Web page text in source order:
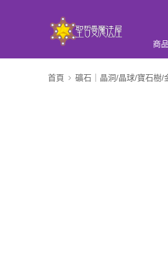
商
首頁 礦石｜晶洞/晶球/寶石樹/